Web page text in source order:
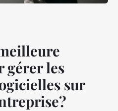
gérer les
sur